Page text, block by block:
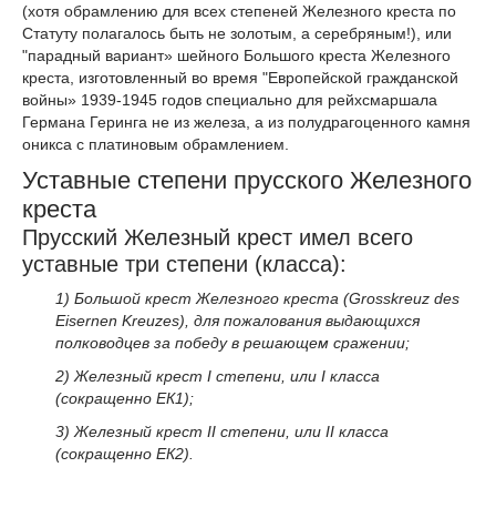
(хотя обрамлению для всех степеней Железного креста по
Статуту полагалось быть не золотым, а серебряным!), или
"парадный вариант» шейного Большого креста Железного
креста, изготовленный во время "Европейской гражданской
войны» 1939-1945 годов специально для рейхсмаршала
Германа Геринга не из железа, а из полудрагоценного камня
оникса с платиновым обрамлением.
Уставные степени прусского Железного
креста
Прусский Железный крест имел всего
уставные три степени (класса):
1) Большой крест Железного креста (Grosskreuz des
Eisernen Kreuzes), для пожалования выдающихся
полководцев за победу в решающем сражении;
2) Железный крест I степени, или I класса
(сокращенно ЕК1);
3) Железный крест II степени, или II класса
(сокращенно ЕК2).